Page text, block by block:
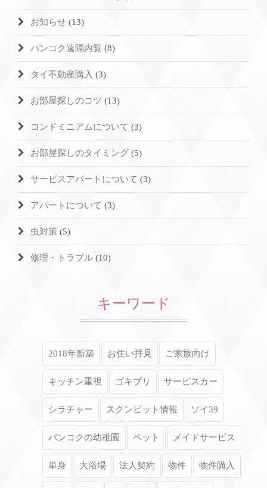
お知らせ (13)
バンコク遠隔内覧 (8)
タイ不動産購入 (3)
お部屋探しのコツ (13)
コンドミニアムについて (3)
お部屋探しのタイミング (5)
サービスアパートについて (3)
アパートについて (3)
虫対策 (5)
修理・トラブル (10)
キーワード
2018年新築 お住い拝見 ご家族向け
キッチン重視 ゴキブリ サービスカー
シラチャー スクンビット情報 ソイ39
バンコクの幼稚園 ペット メイドサービス
単身 大浴場 法人契約 物件 物件購入